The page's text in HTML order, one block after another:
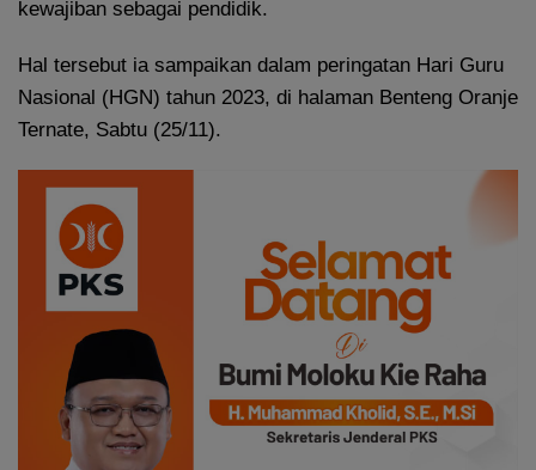
kewajiban sebagai pendidik.
Hal tersebut ia sampaikan dalam peringatan Hari Guru
Nasional (HGN) tahun 2023, di halaman Benteng Oranje
Ternate, Sabtu (25/11).